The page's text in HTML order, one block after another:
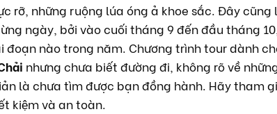
rỡ, những ruộng lúa óng ả khoe sắc. Đây
ngày, bởi vào cuối tháng 9 đến đầu tháng
đoạn nào trong năm. Chương trình tour dành
nhưng chưa biết đường đi, không rõ về
là chưa tìm được bạn đồng hành. Hãy tham
kiệm và an toàn.